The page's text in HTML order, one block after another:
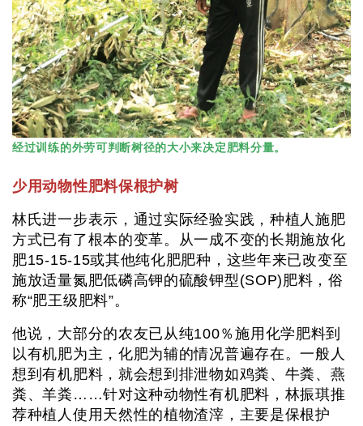
经过训练的外劳可判断树径的大小来决定肥料分量。
少用动物性肥料保根护树
林氏进一步表示，通过实际经验实践，种植人施肥
方式已有了根本的变革。从一成不变的长期施放化
肥15-15-15或其他纯化肥肥种，这些年来已改变至
施放适量氮肥低磷高钾的硫酸钾型(SOP)肥料，俗
称“肥王级肥料”。
他说，大部分的农友已从纯100％施用化学肥料到
以有机肥为主，化肥为辅的情况普遍存在。一般人
想到有机肥料，就会想到排泄物如鸡粪、牛粪、燕
粪、羊粪……针对这种动物性有机肥料，林振琪推
荐种植人使用天然性的植物渣滓，主要是保根护